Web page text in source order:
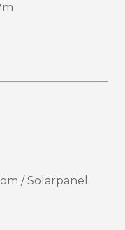
/ Solarpanel